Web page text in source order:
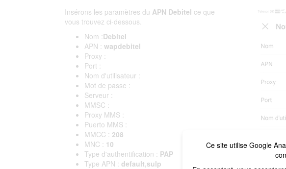
Ce site utilise Google
Insérons les paramètres du APN Debitel ce que
vous trouvez ci-dessous.
Nom :Debitel
APN : wapdebitel
Proxy :
Port :
Nom d'utilisateur :
Mot de passe :
Serveur :
MMSC :
Proxy MMS :
Puerto MMS :
MMCC : 208
MNC : 10
Type d'authentification : PAP
Type APN : default,sulp